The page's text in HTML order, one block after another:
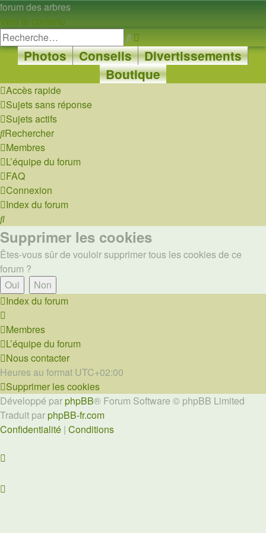
forum des arbres
Vers le contenu
Rechercher
avancée
Photos Conseils
Divertissements
Boutique
Accès rapide
Sujets sans réponse
Sujets actifs
Rechercher
Membres
L’équipe du forum
FAQ
Connexion
Index du forum
Rechercher
Supprimer les cookies
Êtes-vous sûr de vouloir supprimer tous les cookies de ce
forum ?
Index du forum
Membres
L’équipe du forum
Nous contacter
Heures au format UTC+02:00
Supprimer les cookies
Développé parphpBB® Forum Software © phpBB Limited
Traduit parphpBB-fr.com
Confidentialité | Conditions